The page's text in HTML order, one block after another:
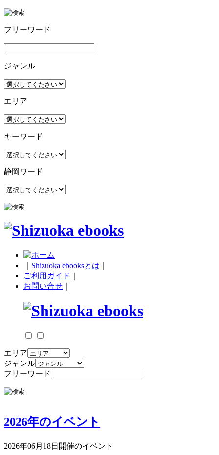
フリーワード
ジャンル
エリア
キーワード
静岡ワード
Shizuoka ebooksとは
ご利用ガイド
お問い合せ
エリア
ジャンル
フリーワード
2026年のイベント
2026年06月18日開催のイベント